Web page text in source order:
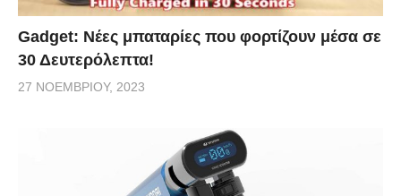
Gadget: Νέες μπαταρίες που φορτίζουν μέσα σε
30 Δευτερόλεπτα!
27 ΝΟΕΜΒΡΊΟΥ, 2023